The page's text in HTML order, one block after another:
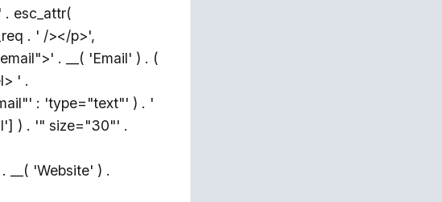
esc_attr(
. ' /></p>',
. __( 'Email' ) . (
' .
: 'type="text"' ) . '
) . '" size="30"' .
__( 'Website' ) .